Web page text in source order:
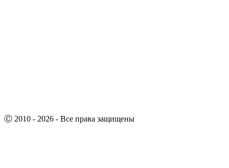
Ⓒ 2010 - 2026 - Все права защищены